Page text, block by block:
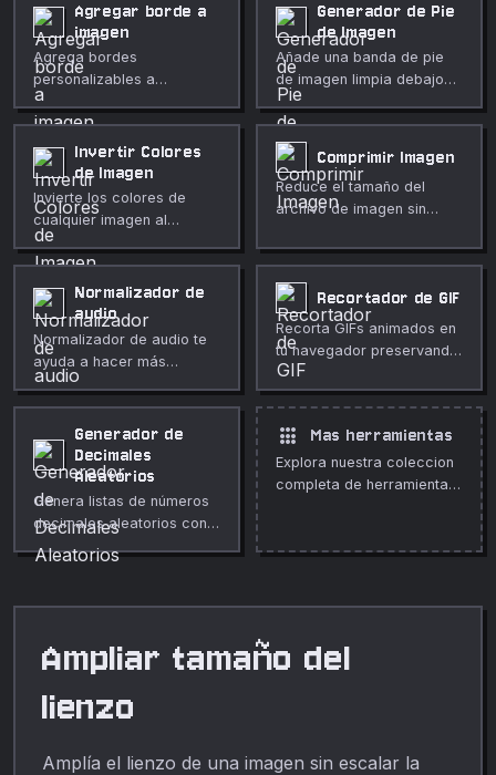
Agregar borde a
imagen
Agrega bordes
personalizables a
cualquier imagen con
tamaño, color, estilo y
esquinas redondeadas
ajustables.
Generador de Pie
de Imagen
Añade una banda de pie
de imagen limpia debajo
de cualquier imagen.
Tamaño, color y relleno
personalizables.
Invertir Colores
de Imagen
Invierte los colores de
cualquier imagen al
instante en tu navegador.
Intensidad ajustable,
inversión alfa opcional,
totalmente privado.
Comprimir Imagen
Reduce el tamaño del
archivo de imagen sin
notable.
Normalizador de
audio
Normalizador de audio te
ayuda a hacer más
consistentes los picos de
volumen directamente en
el navegador. Úsalo para
limpieza multimedia rápida
y privada, publicaciones,
clases, demos y edición
diaria.
Recortador de GIF
Recorta GIFs animados en
tu navegador preservando
la animación. Rectángulo
exacto en píxeles,
Generador de
Decimales
Aleatorios
Genera listas de números
decimales aleatorios con
rango, precisión y
apps Mas herramientas
Explora nuestra coleccion
completa de herramientas
Ampliar tamaño del
lienzo
Amplía el lienzo de una imagen sin escalar la